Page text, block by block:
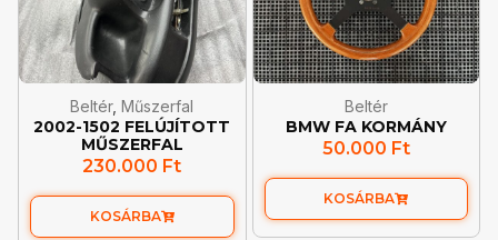
Beltér,Műszerfal
2002-1502 FELÚJÍTOTT
MŰSZERFAL
230.000 Ft
KOSÁRBA
Beltér
BMW FA KORMÁNY
50.000 Ft
KOSÁRBA